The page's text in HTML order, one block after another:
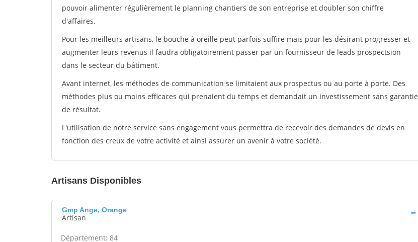
pouvoir alimenter régulièrement le planning chantiers de son entreprise et doubler son chiffre
d'affaires.
Pour les meilleurs artisans, le bouche à oreille peut parfois suffire mais pour les désirant progresser et
augmenter leurs revenus il faudra obligatoirement passer par un fournisseur de leads prospectsion
dans le secteur du bâtiment.
Avant internet, les méthodes de communication se limitaient aux prospectus ou au porte à porte. Des
méthodes plus ou moins efficaces qui prenaient du temps et demandait un investissement sans garantie
de résultat.
L'utilisation de notre service sans engagement vous permettra de recevoir des demandes de devis en
fonction des creux de votre activité et ainsi assurer un avenir à votre société.
Artisans Disponibles
Gmp Ange, Orange
Artisan
Département: 84